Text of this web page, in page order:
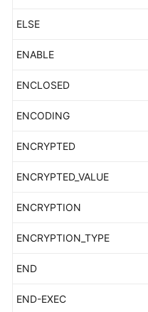
ELSE
ENABLE
ENCLOSED
ENCODING
ENCRYPTED
ENCRYPTED_VALUE
ENCRYPTION
ENCRYPTION_TYPE
END
END-EXEC